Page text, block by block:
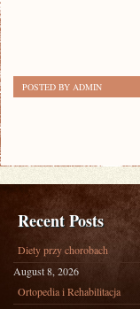
POSTED BY ADMIN
Recent Posts
Diety przy chorobach
August 8, 2026
Ortopedia i Rehabilitacja